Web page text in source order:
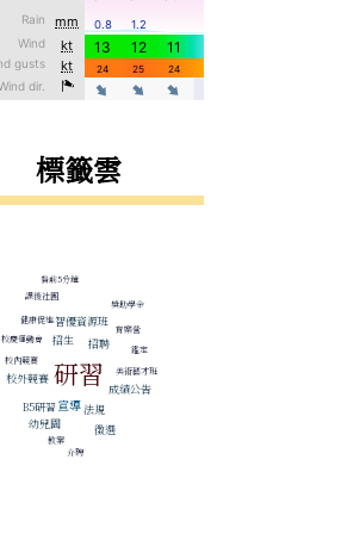
標籤雲
課後社團
餐前5分鐘
校慶運動會
健康促進
招生
智優資源班
獎助學金
育樂營
校內競賽 研習
招聘
校外競賽 美術藝才班
鑑定
B5研習宣導法規
成績公告
幼兒園
教案
徵選
介聘